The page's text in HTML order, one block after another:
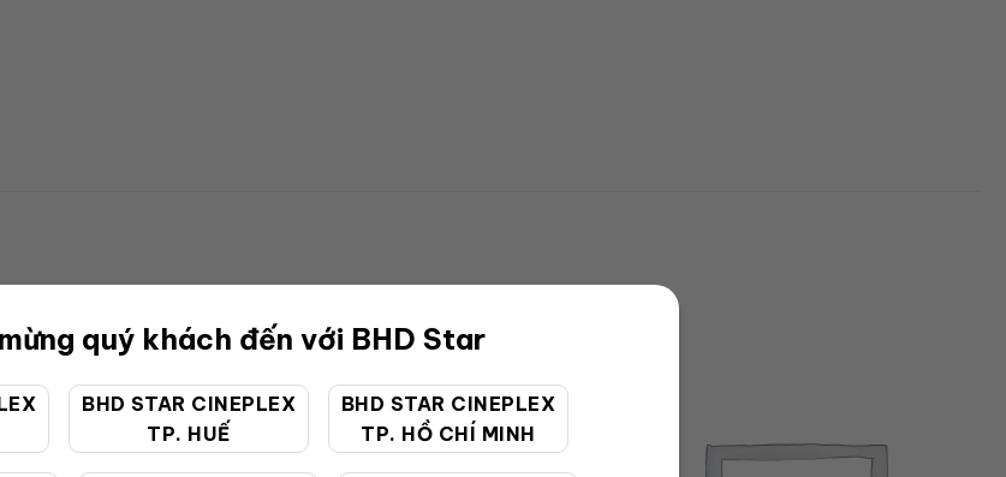
quý khách đến với BHD Star
BHD STAR CINEPLEX
TP. HUẾ
BHD STAR CINEPLEX
TP. HỒ CHÍ MINH